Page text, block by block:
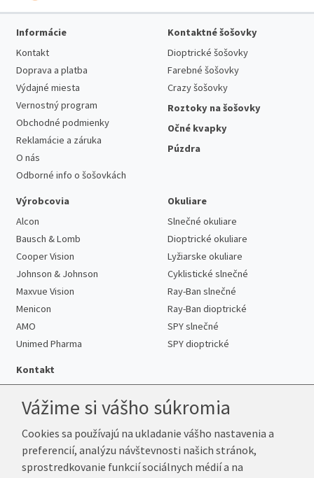
Informácie
Kontakt
Doprava a platba
Výdajné miesta
Vernostný program
Obchodné podmienky
Reklamácie a záruka
O nás
Odborné info o šošovkách
Kontaktné šošovky
Dioptrické šošovky
Farebné šošovky
Crazy šošovky
Roztoky na šošovky
Očné kvapky
Púzdra
Výrobcovia
Alcon
Bausch & Lomb
Cooper Vision
Johnson & Johnson
Maxvue Vision
Menicon
AMO
Unimed Pharma
Okuliare
Slnečné okuliare
Dioptrické okuliare
Lyžiarske okuliare
Cyklistické slnečné
Ray-Ban slnečné
Ray-Ban dioptrické
SPY slnečné
SPY dioptrické
Kontakt
Telefón:+421 222 205 863
E-mail:info@k-sosovky.sk
Vážime si vášho súkromia
Cookies sa používajú na ukladanie vášho nastavenia a
preferencií, analýzu návštevnosti našich stránok,
sprostredkovanie funkcií sociálnych médií a na